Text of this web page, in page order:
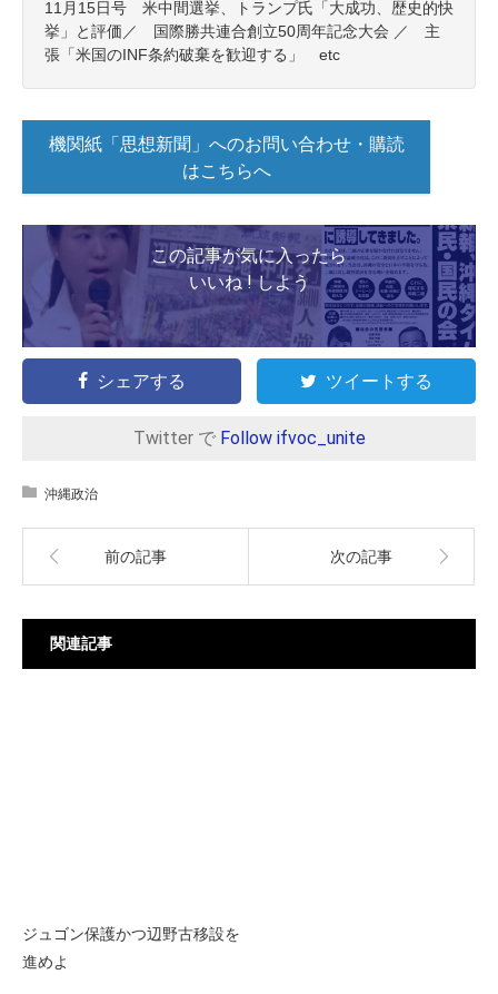
11月15日号 米中間選挙、トランプ氏「大成功、歴史的快
挙」と評価／ 国際勝共連合創立50周年記念大会 ／ 主
張「米国のINF条約破棄を歓迎する」 etc
機関紙「思想新聞」へのお問い合わせ・購読
はこちらへ
この記事が気に入ったら
いいね ! しよう
シェアする ツイートする
Twitter で Follow ifvoc_unite
沖縄政治
前の記事 次の記事
関連記事
ジュゴン保護かつ辺野古移設を
進めよ